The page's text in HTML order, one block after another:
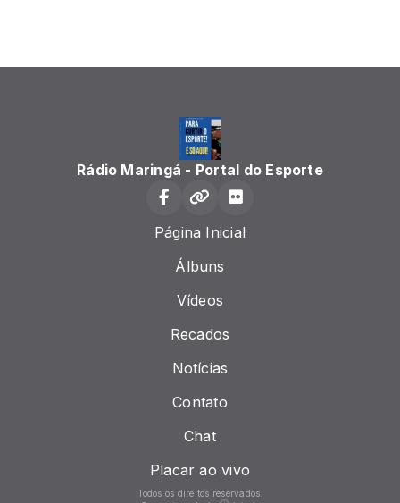
Rádio Maringá - Portal do Esporte
Página Inicial
Álbuns
Vídeos
Recados
Notícias
Contato
Chat
Placar ao vivo
Todos os direitos reservados.